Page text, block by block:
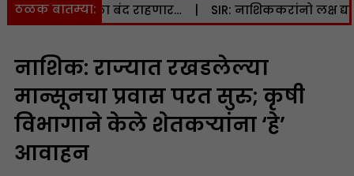
ठळक बातम्या:
वीजपुरवठा बंद राहणार… | SIR: नाशिककरांनो लक्ष द्या…
नाशिक: राज्यात रखडलेल्या
मान्सूनचा प्रवास परत सुरु; कृषी
विभागाने केले शेतकऱ्यांना ‘हे’
आवाहन